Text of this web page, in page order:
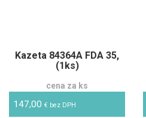
Kazeta 84364A FDA 35,
(1ks)
cena za ks
147,00 € bez DPH